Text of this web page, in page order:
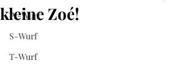
W-Wurf
S-Wurf
T-Wurf
kleine Zoé!